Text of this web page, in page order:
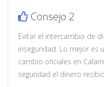
Consejo 2
Evitar el intercambio de
inseguridad. Lo mejor es
cambio oficiales en
seguridad el dinero